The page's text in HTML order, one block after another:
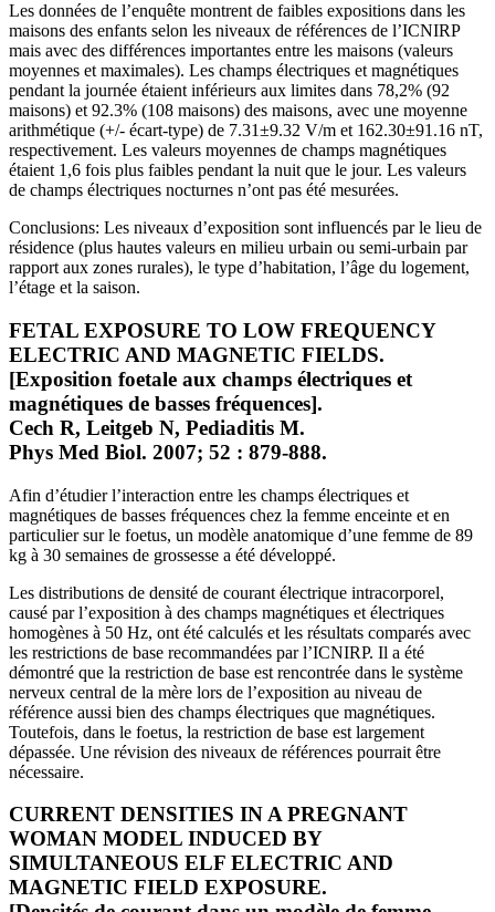
Les données de l’enquête montrent de faibles expositions dans les
maisons des enfants selon les niveaux de références de l’ICNIRP
mais avec des différences importantes entre les maisons (valeurs
moyennes et maximales). Les champs électriques et magnétiques
pendant la journée étaient inférieurs aux limites dans 78,2% (92
maisons) et 92.3% (108 maisons) des maisons, avec une moyenne
arithmétique (+/- écart-type) de 7.31±9.32 V/m et 162.30±91.16 nT,
respectivement. Les valeurs moyennes de champs magnétiques
étaient 1,6 fois plus faibles pendant la nuit que le jour. Les valeurs
de champs électriques nocturnes n’ont pas été mesurées.
Conclusions: Les niveaux d’exposition sont influencés par le lieu de
résidence (plus hautes valeurs en milieu urbain ou semi-urbain par
rapport aux zones rurales), le type d’habitation, l’âge du logement,
l’étage et la saison.
FETAL EXPOSURE TO LOW FREQUENCY
ELECTRIC AND MAGNETIC FIELDS.
[Exposition foetale aux champs électriques et
magnétiques de basses fréquences].
Cech R, Leitgeb N, Pediaditis M.
Phys Med Biol. 2007; 52 : 879-888.
Afin d’étudier l’interaction entre les champs électriques et
magnétiques de basses fréquences chez la femme enceinte et en
particulier sur le foetus, un modèle anatomique d’une femme de 89
kg à 30 semaines de grossesse a été développé.
Les distributions de densité de courant électrique intracorporel,
causé par l’exposition à des champs magnétiques et électriques
homogènes à 50 Hz, ont été calculés et les résultats comparés avec
les restrictions de base recommandées par l’ICNIRP. Il a été
démontré que la restriction de base est rencontrée dans le système
nerveux central de la mère lors de l’exposition au niveau de
référence aussi bien des champs électriques que magnétiques.
Toutefois, dans le foetus, la restriction de base est largement
dépassée. Une révision des niveaux de références pourrait être
nécessaire.
CURRENT DENSITIES IN A PREGNANT
WOMAN MODEL INDUCED BY
SIMULTANEOUS ELF ELECTRIC AND
MAGNETIC FIELD EXPOSURE.